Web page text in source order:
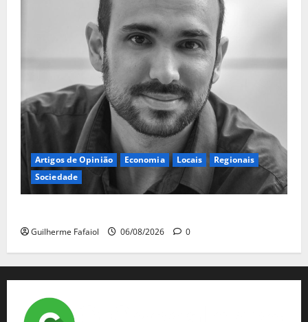
Artigos de Opinião Economia Locais
Regionais
Sociedade
Guilherme Fafaiol 06/08/2026 0